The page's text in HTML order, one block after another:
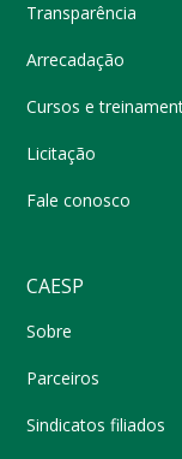
Transparência
Arrecadação
Cursos e
Licitação
Fale conosco
CAESP
Sobre
Parceiros
Sindicatos filiados